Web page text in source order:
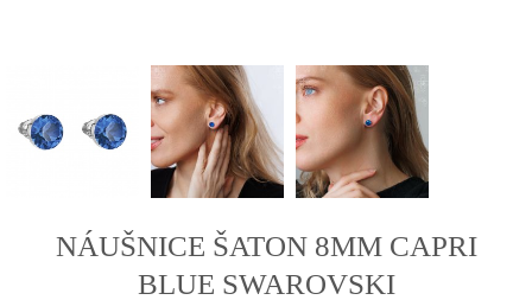
NÁUŠNICE ŠATON 8MM CAPRI
BLUE SWAROVSKI